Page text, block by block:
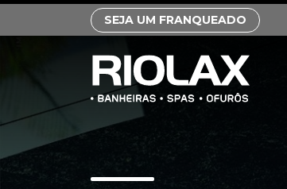
SEJA UM FRANQUEADO